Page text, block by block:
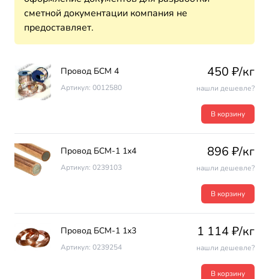
сметной документации компания не
предоставляет.
Провод БСМ 4
Артикул: 0012580
450 ₽/кг
нашли дешевле?
В корзину
Провод БСМ-1 1х4
Артикул: 0239103
896 ₽/кг
нашли дешевле?
В корзину
Провод БСМ-1 1х3
Артикул: 0239254
1 114 ₽/кг
нашли дешевле?
В корзину